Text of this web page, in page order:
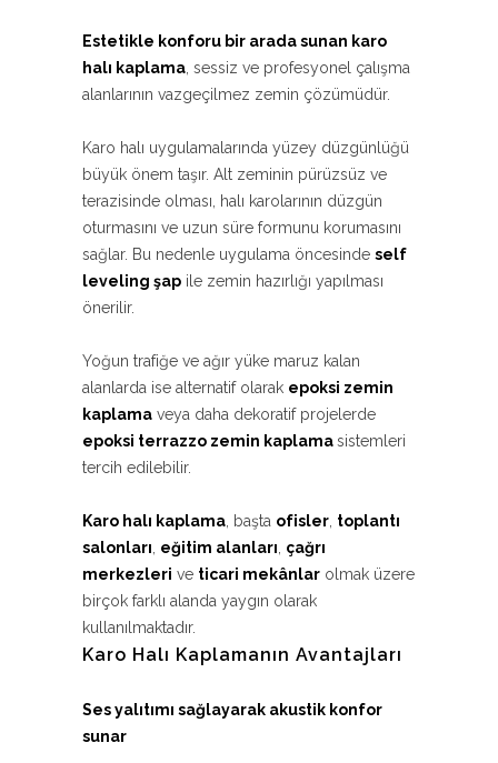
Estetikle konforu bir arada sunan karo
halı kaplama, sessiz ve profesyonel çalışma
alanlarının vazgeçilmez zemin çözümüdür.
Karo halı uygulamalarında yüzey düzgünlüğü
büyük önem taşır. Alt zeminin pürüzsüz ve
terazisinde olması, halı karolarının düzgün
oturmasını ve uzun süre formunu korumasını
sağlar. Bu nedenle uygulama öncesinde self
leveling şap ile zemin hazırlığı yapılması
önerilir.
Yoğun trafiğe ve ağır yüke maruz kalan
alanlarda ise alternatif olarak epoksi zemin
kaplama veya daha dekoratif projelerde
epoksi terrazzo zemin kaplamasistemleri
tercih edilebilir.
Karo halı kaplama, başta ofisler, toplantı
salonları, eğitim alanları, çağrı
merkezleri ve ticari mekânlar olmak üzere
birçok farklı alanda yaygın olarak
kullanılmaktadır.
Karo Halı Kaplamanın Avantajları
Ses yalıtımı sağlayarak akustik konfor
sunar